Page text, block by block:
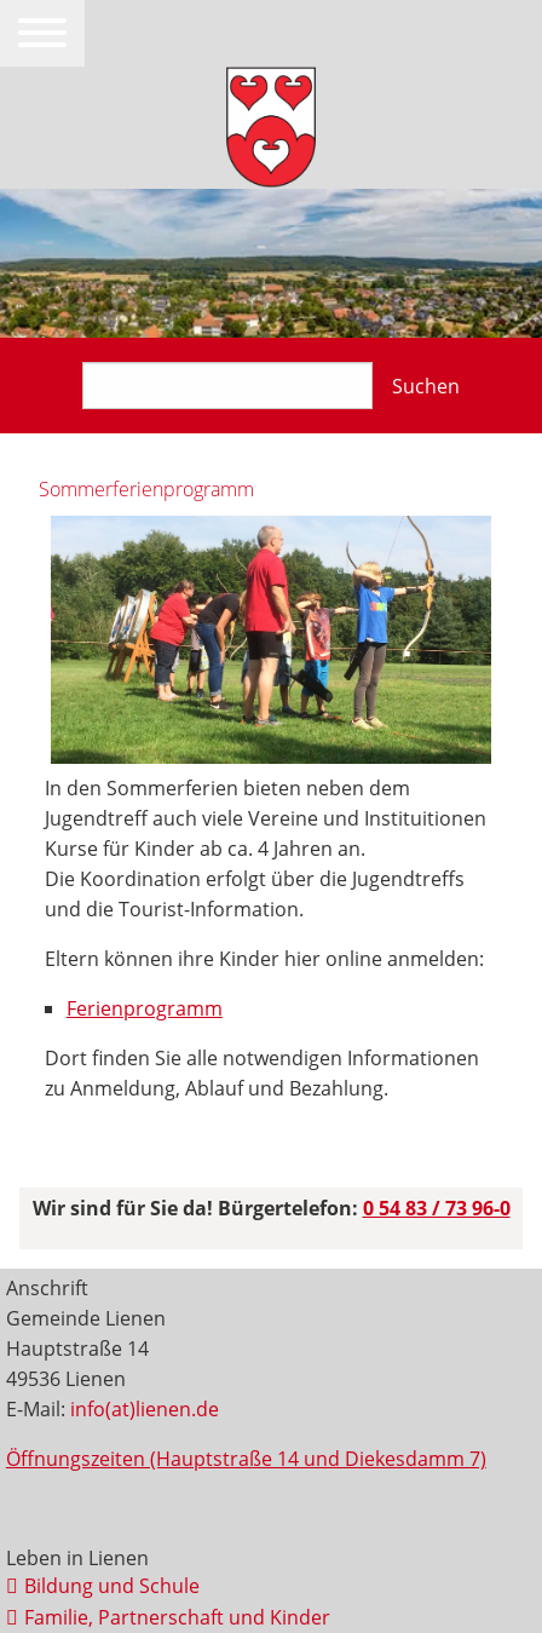
Suchen
Sommerferienprogramm
In den Sommerferien bieten neben dem
Jugendtreff auch viele Vereine und Instituitionen
Kurse für Kinder ab ca. 4 Jahren an.
Die Koordination erfolgt über die Jugendtreffs
und die Tourist-Information.
Eltern können ihre Kinder hier online anmelden:
Ferienprogramm
Dort finden Sie alle notwendigen Informationen
zu Anmeldung, Ablauf und Bezahlung.
Wir sind für Sie da! Bürgertelefon: 0 54 83 / 73 96-0
Anschrift
Gemeinde Lienen
Hauptstraße 14
49536 Lienen
E-Mail: info(at)lienen.de
Öffnungszeiten (Hauptstraße 14 und Diekesdamm 7)
Leben in Lienen
Bildung und Schule
Familie, Partnerschaft und Kinder